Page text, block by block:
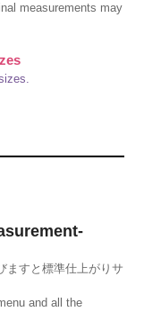
measurements may
ますと標準仕上がりサ
and all the